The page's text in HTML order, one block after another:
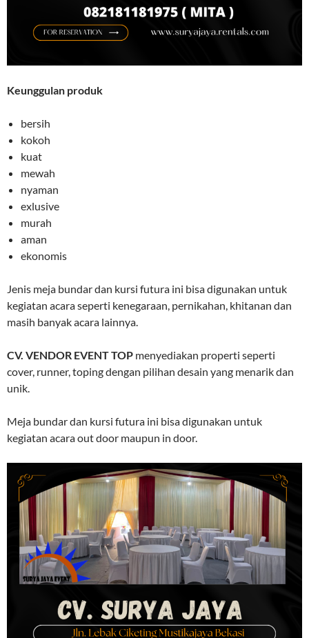
Keunggulan produk
bersih
kokoh
kuat
mewah
nyaman
exlusive
murah
aman
ekonomis
Jenis meja bundar dan kursi futura ini bisa digunakan untuk
kegiatan acara seperti kenegaraan, pernikahan, khitanan dan
masih banyak acara lainnya.
CV. VENDOR EVENT TOP menyediakan properti seperti
cover, runner, toping dengan pilihan desain yang menarik dan
unik.
Meja bundar dan kursi futura ini bisa digunakan untuk
kegiatan acara out door maupun in door.